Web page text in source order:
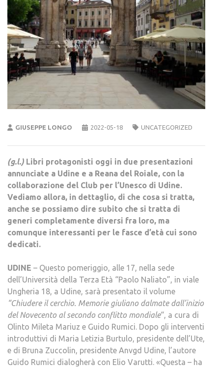
GIUSEPPE LONGO 2022-05-18 UNCATEGORIZED
(g.l.) Libri protagonisti oggi in due presentazioni
annunciate a Udine e a Reana del Roiale, con la
collaborazione del Club per l’Unesco di Udine.
Vediamo allora, in dettaglio, di che cosa si tratta,
anche se possiamo dire subito che si tratta di
generi completamente diversi fra loro, ma
comunque interessanti per le fasce d’età cui sono
dedicati.
UDINE – Questo pomeriggio, alle 17, nella sede
dell’Università della Terza Età “Paolo Naliato”, in viale
Ungheria 18, a Udine, sarà presentato il volume
“Chiudere il cerchio. Memorie giuliano dalmate dall’inizio
del Novecento al secondo conflitto mondiale“, a cura di
Olinto Mileta Mariuz e Guido Rumici. Dopo gli interventi
introduttivi di Maria Letizia Burtulo, presidente dell’Ute,
e di Bruna Zuccolin, presidente Anvgd Udine, l’autore
Guido Rumici dialogherà con Elio Varutti. «Questa – ha